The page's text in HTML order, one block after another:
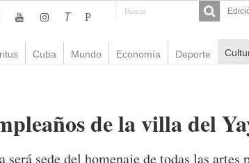
T P
Cuba Mundo Economía Deporte
de la villa del
sede del homenaje de todas las artes